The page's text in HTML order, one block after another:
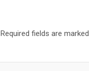
Required fields are marked